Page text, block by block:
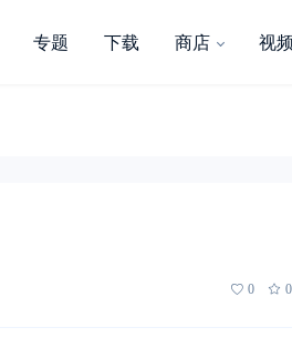
专题 下载 商店 视频
0 0